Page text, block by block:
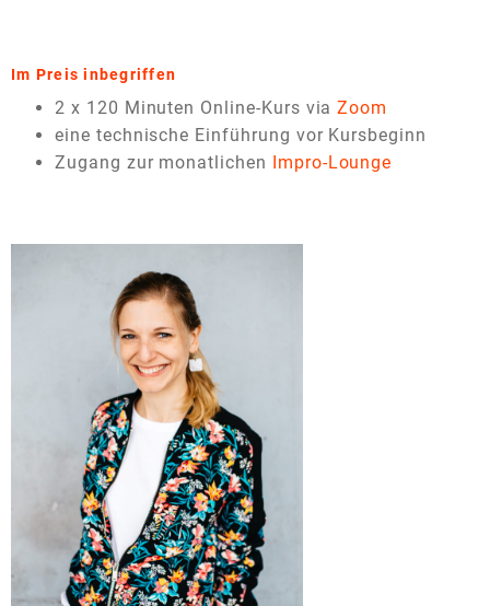
Im Preis inbegriffen
2 x 120 Minuten Online-Kurs viaZoom
eine technische Einführung vor Kursbeginn
Zugang zur monatlichen Impro-Lounge